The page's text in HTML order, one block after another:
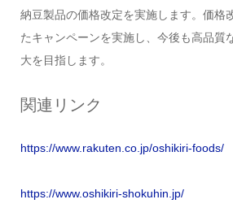
納豆製品の価格改定を実施します。価格
たキャンペーンを実施し、今後も高品質
大を目指します。
関連リンク
https://www.rakuten.co.jp/oshikiri-foods/
https://www.oshikiri-shokuhin.jp/